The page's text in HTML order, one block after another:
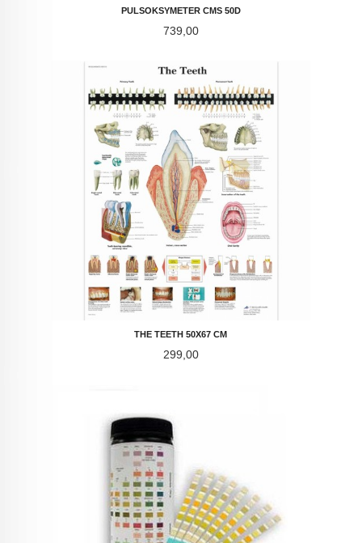
PULSOKSYMETER CMS 50D
Pris
739,00
THE TEETH 50X67 CM
Pris
299,00